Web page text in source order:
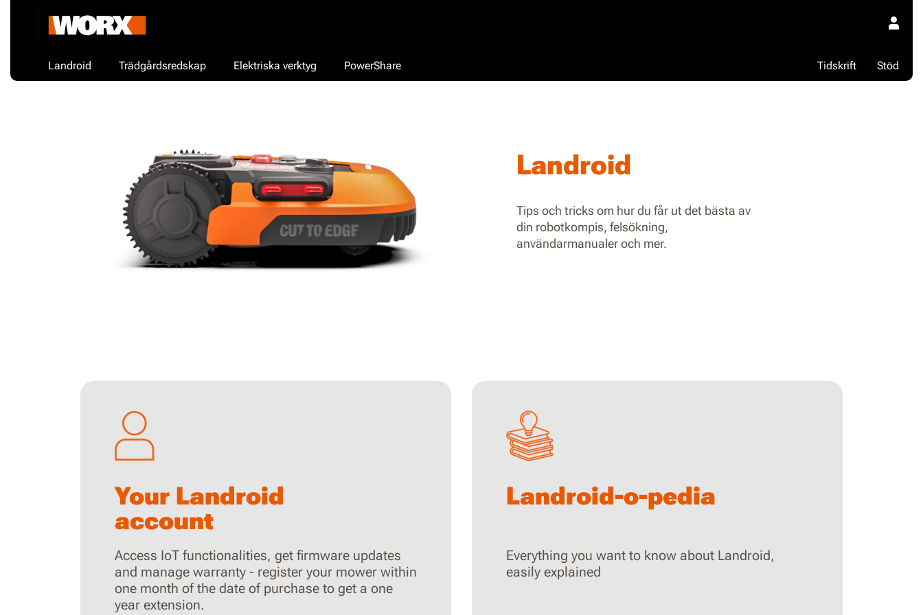
Landroid Trädgårdsredskap Elektriska verktyg PowerShare Stöd
Tidskrift
Landroid
Tips och tricks om hur du får ut det bästa av
din robotkompis, felsökning,
användarmanualer och mer.
Your Landroid
account
Access IoT functionalities, get firmware updates
and manage warranty - register your mower within
one month of the date of purchase to get a one
year extension.
Landroid-o-pedia
Everything you want to know about Landroid,
easily explained